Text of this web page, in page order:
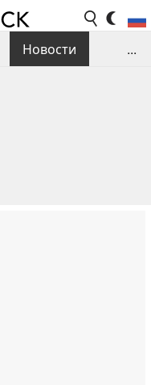
Новости
...